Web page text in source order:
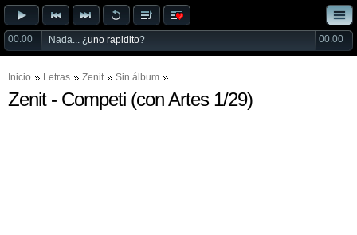
00:00 Nada... ¿uno rapidito? 00:00
Inicio Letras Zenit Sin álbum
Zenit - Competi (con Artes 1/29)